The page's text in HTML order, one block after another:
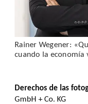
Rainer Wegener:
cuando la economía
Derechos de las
GmbH + Co. KG